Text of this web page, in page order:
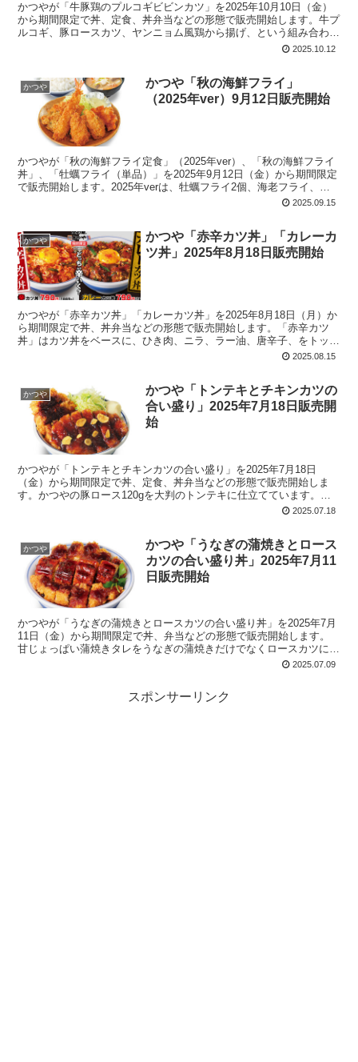
かつやが「牛豚鶏のプルコギビビンカツ」を2025年10月10日（金）
から期間限定で丼、定食、丼弁当などの形態で販売開始します。牛プ
ルコギ、豚ロースカツ、ヤンニョム風鶏から揚げ、という組み合わ
せ。韓国料理風にアレンジした3種類の具材を豪快に盛り付け。仕上
2025.10.12
かつや
かつや「秋の海鮮フライ」
（2025年ver）9月12日販売開始
かつやが「秋の海鮮フライ定食」（2025年ver）、「秋の海鮮フライ
丼」、「牡蠣フライ（単品）」を2025年9月12日（金）から期間限定
で販売開始します。2025年verは、牡蠣フライ2個、海老フライ、さ
ばフライ、鶏のから揚げを一つの皿に盛り合わせ。丼は2024「秋の
2025.09.15
かつや
かつや「赤辛カツ丼」「カレーカ
ツ丼」2025年8月18日販売開始
かつやが「赤辛カツ丼」「カレーカツ丼」を2025年8月18日（月）か
ら期間限定で丼、丼弁当などの形態で販売開始します。「赤辛カツ
丼」はカツ丼をベースに、ひき肉、ニラ、ラー油、唐辛子、をトッピ
ング。「カレーカツ丼」は、さらにカレーを合わせてあります。店内
2025.08.15
かつや
かつや「トンテキとチキンカツの
合い盛り」2025年7月18日販売開
始
かつやが「トンテキとチキンカツの合い盛り」を2025年7月18日
（金）から期間限定で丼、定食、丼弁当などの形態で販売開始しま
す。かつやの豚ロース120gを大判のトンテキに仕立てています。豚
ロースは北米（カナダ・アメリカ）産で約4週間熟成されたチルド状
2025.07.18
かつや
かつや「うなぎの蒲焼きとロース
カツの合い盛り丼」2025年7月11
日販売開始
かつやが「うなぎの蒲焼きとロースカツの合い盛り丼」を2025年7月
11日（金）から期間限定で丼、弁当などの形態で販売開始します。
甘じょっぱい蒲焼きタレをうなぎの蒲焼きだけでなくロースカツにも
たっぷりかけ。三つ葉と山椒を添えてあります。うなぎ倍盛りの設定
2025.07.09
スポンサーリンク